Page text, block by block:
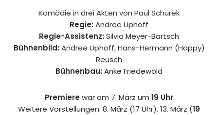
Komödie in drei Akten von Paul Schurek
Regie: Andree Uphoff
Regie-Assistenz: Silvia Meyer-Bartsch
Bühnenbild: Andree Uphoff, Hans-Hermann (Happy)
Reusch
Bühnenbau: Anke Friedewold
Premierewar am 7. März um 19 Uhr
Weitere Vorstellungen: 8. März (17 Uhr), 13. März (19